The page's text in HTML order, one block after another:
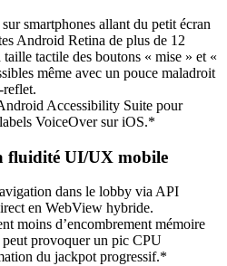
smartphones allant du petit écran
Android Retina de plus de 12
taille tactile des boutons « mise » et «
même avec un pouce maladroit
Accessibility Suite pour
VoiceOver sur iOS.*
fluidité UI/UX mobile
dans le lobby via API
en WebView hybride.
moins d’encombrement mémoire
provoquer un pic CPU
du jackpot progressif.*